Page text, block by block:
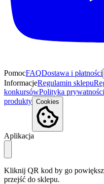
PomocFAQDostawa i płatności
InformacjeRegulamin sklepu
konkursówPolityka prywatności
produkty Cookies
Aplikacja
Kliknij QR kod by go
przejść do sklepu.